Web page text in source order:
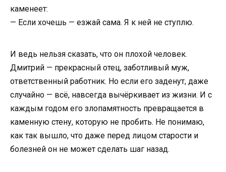
каменеет:
— Если хочешь — езжай сама. Я к ней не ступлю.
И ведь нельзя сказать, что он плохой человек.
Дмитрий — прекрасный отец, заботливый муж,
ответственный работник. Но если его заденут, даже
случайно — всё, навсегда вычёркивает из жизни. И с
каждым годом его злопамятность превращается в
каменную стену, которую не пробить. Не понимаю,
как так вышло, что даже перед лицом старости и
болезней он не может сделать шаг назад.